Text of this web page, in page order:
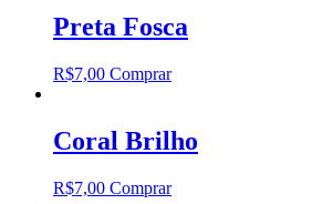
Preta Fosca
R$7,00 Comprar
Coral Brilho
R$7,00 Comprar